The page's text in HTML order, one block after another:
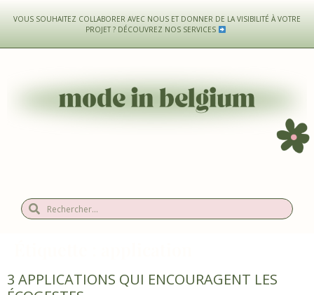
VOUS SOUHAITEZ COLLABORER AVEC NOUS ET DONNER DE LA VISIBILITÉ À VOTRE
PROJET ? DÉCOUVREZ NOS SERVICES
3 APPLICATIONS QUI ENCOURAGENT LES